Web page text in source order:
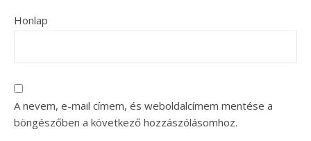
Honlap
A nevem, e-mail címem, és weboldalcímem mentése a
böngészőben a következő hozzászólásomhoz.